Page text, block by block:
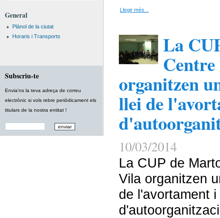
General
Plànol de la ciutat
Horaris i Transports
Subscriu-te
Envia'ns la teva adreça de correu
electrònic si vols rebre periòdicament els
titulars de la nostra entitat !
Llegir més...
La
organitzen
llei de
10/03/2014
La CUP de
Vila organitzen
de l'avortament